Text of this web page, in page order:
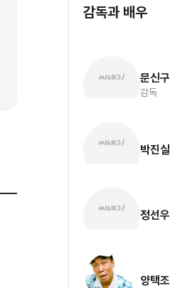
감독과 배우
문신구
감독
박진실
정선우
양택조